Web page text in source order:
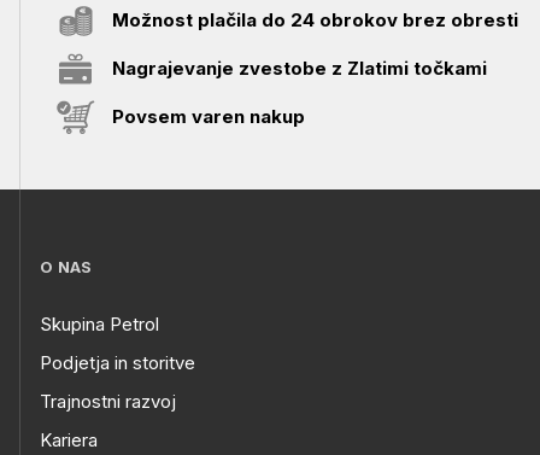
Možnost plačila do 24 obrokov brez obresti
Nagrajevanje zvestobe z Zlatimi točkami
Povsem varen nakup
O NAS
Skupina Petrol
Podjetja in storitve
Trajnostni razvoj
Kariera